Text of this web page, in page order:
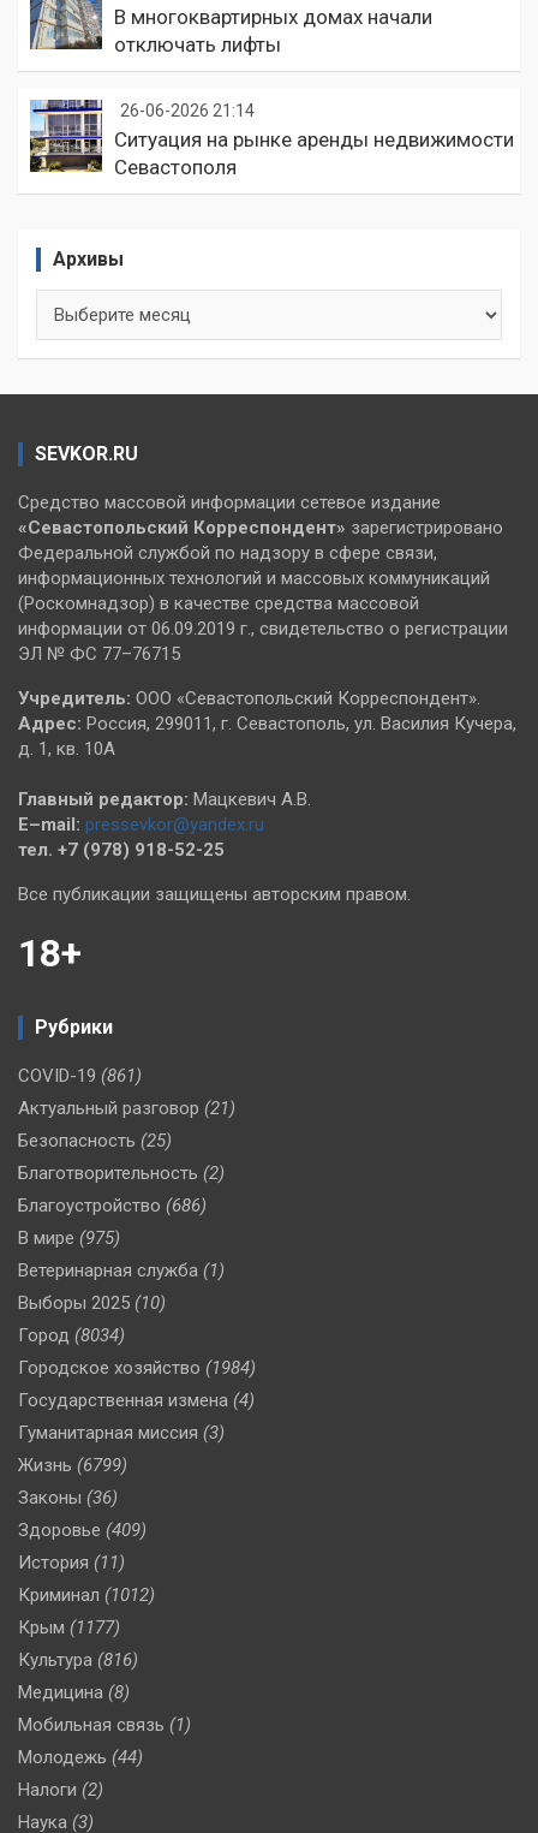
В многоквартирных домах начали
отключать лифты
26-06-2026 21:14
Ситуация на рынке аренды недвижимости
Севастополя
Архивы
SEVKOR.RU
Средство массовой информации сетевое издание
«Севастопольский Корреспондент» зарегистрировано
Федеральной службой по надзору в сфере связи,
информационных технологий и массовых коммуникаций
(Роскомнадзор) в качестве средства массовой
информации от 06.09.2019 г., свидетельство о регистрации
ЭЛ № ФС 77–76715
Учредитель: ООО «Севастопольский Корреспондент».
Адрес: Россия, 299011, г. Севастополь, ул. Василия Кучера,
д. 1, кв. 10А
Главный редактор: Мацкевич А.В.
E–mail: pressevkor@yandex.ru
тел. +7 (978) 918-52-25
Все публикации защищены авторским правом.
18+
Рубрики
COVID-19 (861)
Актуальный разговор (21)
Безопасность (25)
Благотворительность (2)
Благоустройство (686)
В мире (975)
Ветеринарная служба (1)
Выборы 2025 (10)
Город (8034)
Городское хозяйство (1984)
Государственная измена (4)
Гуманитарная миссия (3)
Жизнь (6799)
Законы (36)
Здоровье (409)
История (11)
Криминал (1012)
Крым (1177)
Культура (816)
Медицина (8)
Мобильная связь (1)
Молодежь (44)
Налоги (2)
Наука (3)